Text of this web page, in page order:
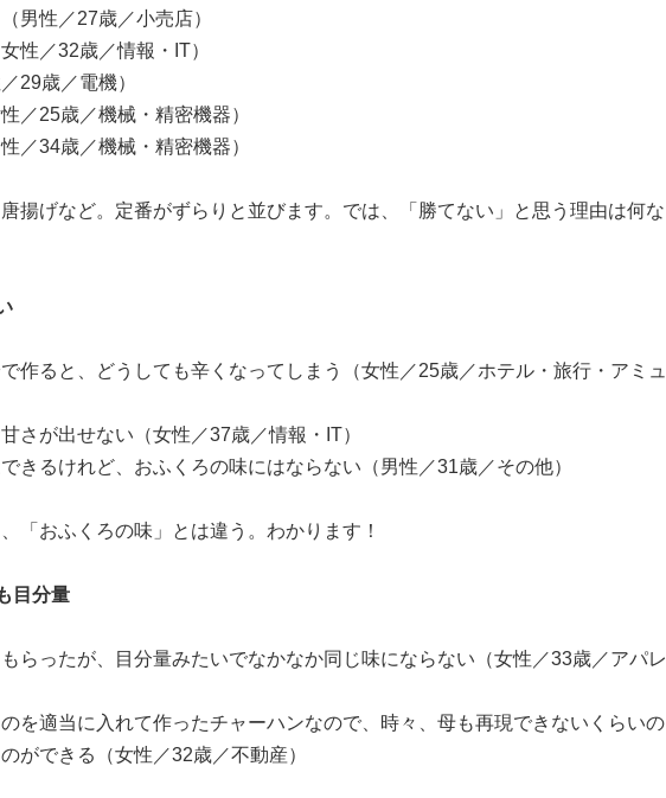
男性／27歳／小売店）
性／32歳／情報・IT）
29歳／電機）
／25歳／機械・精密機器）
／34歳／機械・精密機器）
揚げなど。定番がずらりと並びます。では、「勝てない」と思う理由は何な
で作ると、どうしても辛くなってしまう（女性／25歳／ホテル・旅行・アミュ
さが出せない（女性／37歳／情報・IT）
きるけれど、おふくろの味にはならない（男性／31歳／その他）
「おふくろの味」とは違う。わかります！
目分量
もらったが、目分量みたいでなかなか同じ味にならない（女性／33歳／アパレ
のを適当に入れて作ったチャーハンなので、時々、母も再現できないくらいの
ができる（女性／32歳／不動産）